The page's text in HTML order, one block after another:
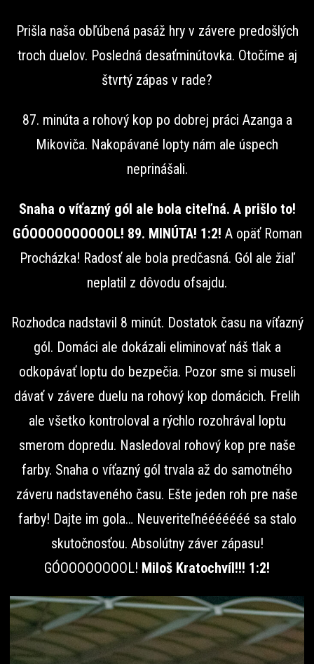
Prišla naša obľúbená pasáž hry v závere predošlých
troch duelov. Posledná desaťminútovka. Otočíme aj
štvrtý zápas v rade?
87. minúta a rohový kop po dobrej práci Azanga a
Mikoviča. Nakopávané lopty nám ale úspech
neprinášali.
Snaha o víťazný gól ale bola citeľná. A prišlo to!
GÓOOOOOOOOOOL! 89. MINÚTA! 1:2! A opäť Roman
Procházka! Radosť ale bola predčasná. Gól ale žiaľ
neplatil z dôvodu ofsajdu.
Rozhodca nadstavil 8 minút. Dostatok času na víťazný
gól. Domáci ale dokázali eliminovať náš tlak a
odkopávať loptu do bezpečia. Pozor sme si museli
dávať v závere duelu na rohový kop domácich. Frelih
ale všetko kontroloval a rýchlo rozohrával loptu
smerom dopredu. Nasledoval rohový kop pre naše
farby. Snaha o víťazný gól trvala až do samotného
záveru nadstaveného času. Ešte jeden roh pre naše
farby! Dajte im gola… Neuveriteľnééééééé sa stalo
skutočnosťou. Absolútny záver zápasu!
GÓOOOOOOOOL! Miloš Kratochvíl!!! 1:2!